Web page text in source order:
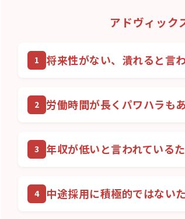
アドヴィック
将来性がない、潰れると言
労働時間が長くパワハラも
年収が低いと言われている
中途採用に積極的ではない